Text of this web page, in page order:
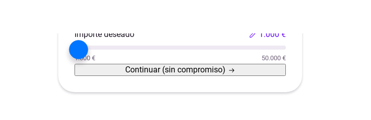
Importe deseado
1.000 €
1.000 € 50.000 €
Continuar (sin compromiso)